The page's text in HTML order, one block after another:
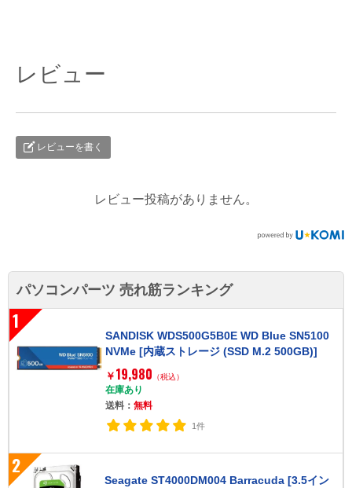
レビュー
レビューを書く
レビュー投稿がありません。
パソコンパーツ 売れ筋ランキング
1
SANDISK WDS500G5B0E WD Blue SN5100
NVMe [内蔵ストレージ (SSD M.2 500GB)]
￥ 19,980 （税込）
在庫あり
送料：無料
1件
2
Seagate ST4000DM004 Barracuda [3.5イン